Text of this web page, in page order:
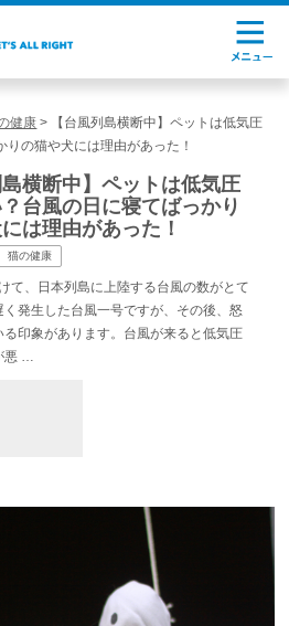
健康 >
【台風列島横断中】ペットは低気圧
の猫や犬には理由があった！
島横断中】ペットは低気圧
台風の日に寝てばっかり
は理由があった！
猫の健康
て、日本列島に上陸する台風の数がとて
発生した台風一号ですが、その後、怒
印象があります。台風が来ると低気圧
悪 …